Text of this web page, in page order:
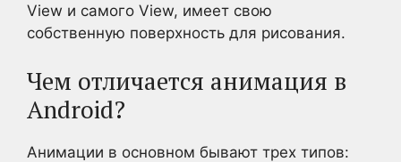
View и самого View, имеет свою
собственную поверхность для рисования.
Чем отличается анимация в
Android?
Анимации в основном бывают трех типов: